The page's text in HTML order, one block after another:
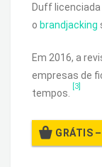
Duff
o brandjacking
Em 2016, a
empresas de
tempos.
[3]
GRÁTIS